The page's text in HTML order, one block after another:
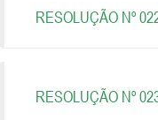
RESOLUÇÃO Nº
RESOLUÇÃO Nº